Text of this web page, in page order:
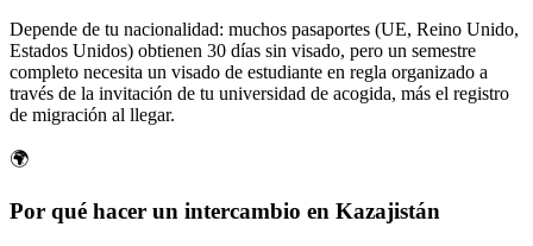
Depende de tu nacionalidad: muchos pasaportes (UE, Reino Unido,
Estados Unidos) obtienen 30 días sin visado, pero un semestre
completo necesita un visado de estudiante en regla organizado a
través de la invitación de tu universidad de acogida, más el registro
de migración al llegar.
🌍
Por qué hacer un intercambio en Kazajistán